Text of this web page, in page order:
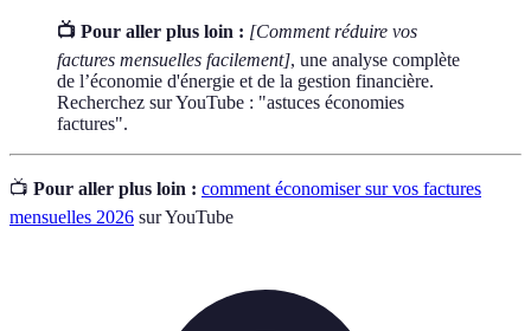
📺 Pour aller plus loin : [Comment réduire vos
factures mensuelles facilement], une analyse complète
de l’économie d'énergie et de la gestion financière.
Recherchez sur YouTube : "astuces économies
factures".
📺 Pour aller plus loin : comment économiser sur vos factures
mensuelles 2026 sur YouTube